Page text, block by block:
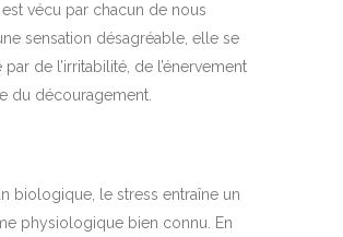
est vécu par chacun de nous
sensation désagréable, elle se
par de l’irritabilité, de l’énervement
du découragement.
biologique, le stress entraîne un
physiologique bien connu. En